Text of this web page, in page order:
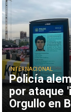
Policía
por ataque
Orgullo en
INTERNACIONAL